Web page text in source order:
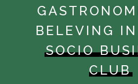
BELEVING
SOCIO
CLUB